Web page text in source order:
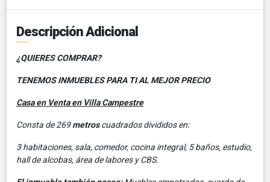
Descripción Adicional
¿QUIERES COMPRAR?
TENEMOS INMUEBLES PARA TI AL MEJOR PRECIO
Casa en Venta en Villa Campestre
Consta de 269metroscuadrados divididos en:
3 habitaciones, sala, comedor, cocina integral, 5 baños, estudio,
hall de alcobas, área de labores y CBS.